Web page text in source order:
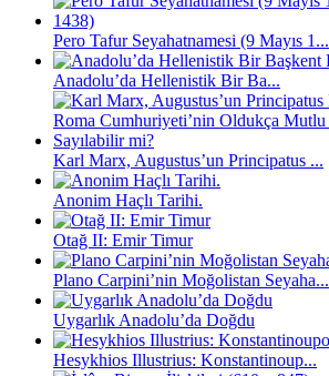
Pero Tafur Seyahatnamesi (9 Mayıs 1...
Anadolu’da Hellenistik Bir Ba...
Karl Marx, Augustus’un Principatus ...
Anonim Haçlı Tarihi.
Otağ II: Emir Timur
Plano Carpini’nin Moğolistan Seyaha...
Uygarlık Anadolu’da Doğdu
Hesykhios Illustrius: Konstantinoup...